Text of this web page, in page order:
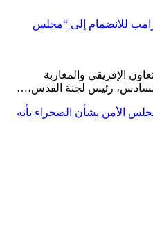
للانضمام إلى “مجلس
الإفريقي والمغاربة
السادس، رئيس لجنة القدس،…
الأمن بشأن الصحراء بأنه